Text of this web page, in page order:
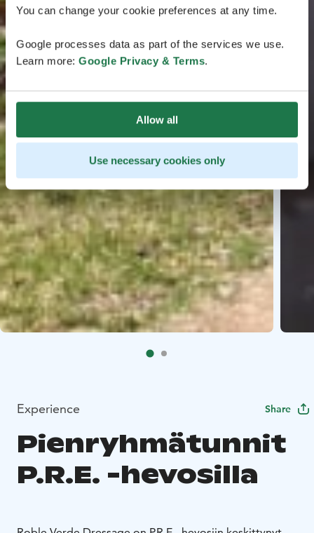
You can change your cookie preferences at any time.
Google processes data as part of the services we use.
Learn more: Google Privacy & Terms.
Allow all
Use necessary cookies only
Experience Share
Pienryhmätunnit
P.R.E. -hevosilla